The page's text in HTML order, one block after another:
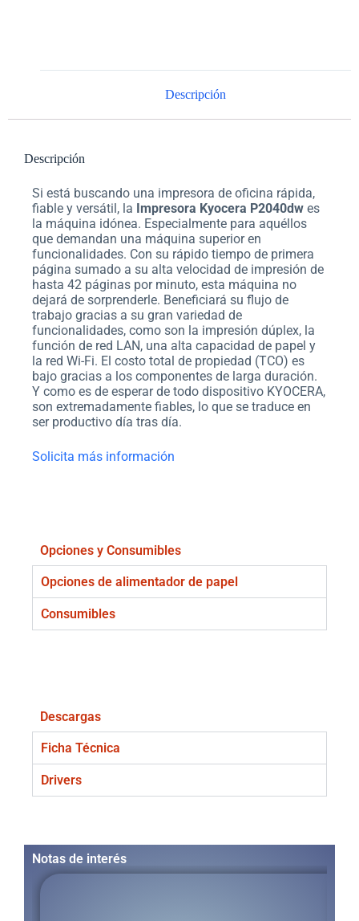
Descripción
Descripción
Si está buscando una impresora de oficina rápida,
fiable y versátil, la Impresora Kyocera P2040dw es
la máquina idónea. Especialmente para aquéllos
que demandan una máquina superior en
funcionalidades. Con su rápido tiempo de primera
página sumado a su alta velocidad de impresión de
hasta 42 páginas por minuto, esta máquina no
dejará de sorprenderle. Beneficiará su flujo de
trabajo gracias a su gran variedad de
funcionalidades, como son la impresión dúplex, la
función de red LAN, una alta capacidad de papel y
la red Wi-Fi. El costo total de propiedad (TCO) es
bajo gracias a los componentes de larga duración.
Y como es de esperar de todo dispositivo KYOCERA,
son extremadamente fiables, lo que se traduce en
ser productivo día tras día.
Solicita más información
Opciones y Consumibles
Opciones de alimentador de papel
Consumibles
Descargas
Ficha Técnica
Drivers
Notas de interés